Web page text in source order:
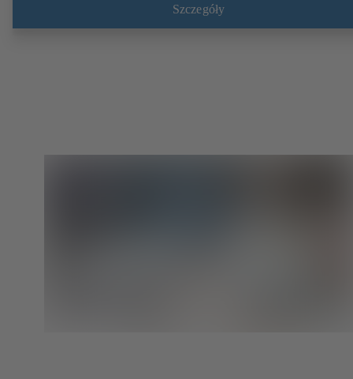
końcową. Przyłącza wg EN, ASME lub JIS. Certyfikat TA Luft.
Szczegóły